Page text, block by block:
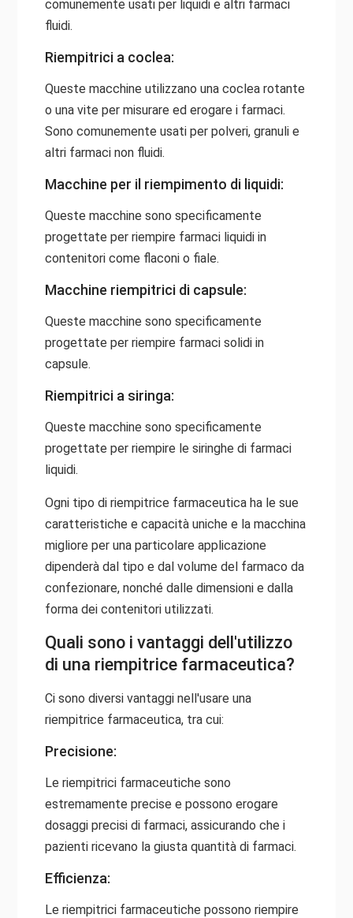
comunemente usati per liquidi e altri farmaci
fluidi.
Riempitrici a coclea:
Queste macchine utilizzano una coclea rotante
o una vite per misurare ed erogare i farmaci.
Sono comunemente usati per polveri, granuli e
altri farmaci non fluidi.
Macchine per il riempimento di liquidi:
Queste macchine sono specificamente
progettate per riempire farmaci liquidi in
contenitori come flaconi o fiale.
Macchine riempitrici di capsule:
Queste macchine sono specificamente
progettate per riempire farmaci solidi in
capsule.
Riempitrici a siringa:
Queste macchine sono specificamente
progettate per riempire le siringhe di farmaci
liquidi.
Ogni tipo di riempitrice farmaceutica ha le sue
caratteristiche e capacità uniche e la macchina
migliore per una particolare applicazione
dipenderà dal tipo e dal volume del farmaco da
confezionare, nonché dalle dimensioni e dalla
forma dei contenitori utilizzati.
Quali sono i vantaggi dell'utilizzo
di una riempitrice farmaceutica?
Ci sono diversi vantaggi nell'usare una
riempitrice farmaceutica, tra cui:
Precisione:
Le riempitrici farmaceutiche sono
estremamente precise e possono erogare
dosaggi precisi di farmaci, assicurando che i
pazienti ricevano la giusta quantità di farmaci.
Efficienza:
Le riempitrici farmaceutiche possono riempire